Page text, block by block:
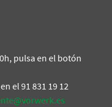
pulsa en el botón
el 91 831 19 12